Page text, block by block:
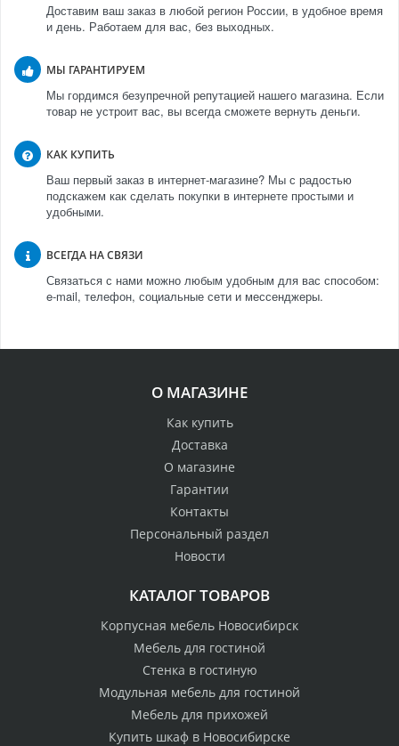
Доставим ваш заказ в любой регион России, в удобное время
и день. Работаем для вас, без выходных.
МЫ ГАРАНТИРУЕМ
Мы гордимся безупречной репутацией нашего магазина. Если
товар не устроит вас, вы всегда сможете вернуть деньги.
КАК КУПИТЬ
Ваш первый заказ в интернет-магазине? Мы с радостью
подскажем как сделать покупки в интернете простыми и
удобными.
ВСЕГДА НА СВЯЗИ
Связаться с нами можно любым удобным для вас способом:
e-mail, телефон, социальные сети и мессенджеры.
О МАГАЗИНЕ
Как купить
Доставка
О магазине
Гарантии
Контакты
Персональный раздел
Новости
КАТАЛОГ ТОВАРОВ
Корпусная мебель Новосибирск
Мебель для гостиной
Стенка в гостиную
Модульная мебель для гостиной
Мебель для прихожей
Купить шкаф в Новосибирске